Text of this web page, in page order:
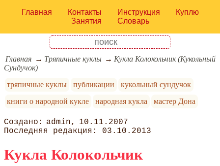
Главная Контакты Инструкция
Куплю
Занятия
Словарь
Главная Тряпичные куклы
Кукла Колокольчик (Кукольный
Сундучок)
тряпичные куклы
публикации
кукольный сундучок
книги о народной кукле
народная кукла мастер Дона
admin
10.11.2007
03.10.2013
Кукла Колокольчик